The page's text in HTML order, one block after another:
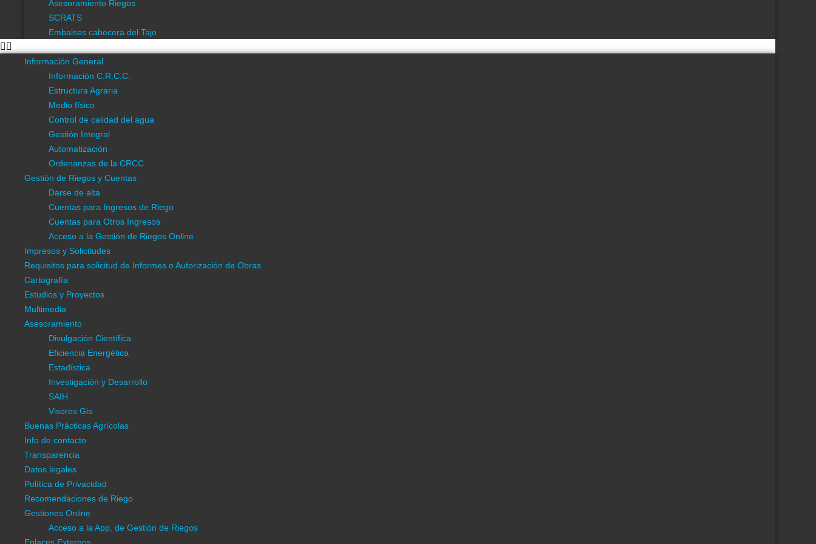
Asesoramiento Riegos
SCRATS
Embalses cabecera del Tajo
Información General
Información C.R.C.C.
Estructura Agraria
Medio físico
Control de calidad del agua
Gestión Integral
Automatización
Ordenanzas de la CRCC
Gestión de Riegos y Cuentas
Darse de alta
Cuentas para Ingresos de Riego
Cuentas para Otros Ingresos
Acceso a la Gestión de Riegos Online
Impresos y Solicitudes
Requisitos para solicitud de Informes o Autorización de Obras
Cartografía
Estudios y Proyectos
Multimedia
Asesoramiento
Divulgación Científica
Eficiencia Energética
Estadística
Investigación y Desarrollo
SAIH
Visores Gis
Buenas Prácticas Agrícolas
Info de contacto
Transparencia
Datos legales
Política de Privacidad
Recomendaciones de Riego
Gestiones Online
Acceso a la App. de Gestión de Riegos
Información General
Estructura Agraria
Medio físico
Control de calidad del agua
Gestión Integral
Automatización
Ordenanzas de la CRCC
Gestión de Riegos y Cuentas
Darse de alta
Cuentas para Ingresos de Riego
Cuentas para Otros Ingresos
Acceso a la Gestión de Riegos Online
Impresos y Solicitudes
Requisitos para solicitud de Informes o Autorización de Obras
Estudios y Proyectos
Multimedia
Asesoramiento
Divulgación Científica
Eficiencia Energética
Estadística
Investigación y Desarrollo
SAIH
Visores Gis
Buenas Prácticas Agrícolas
Proyecto Interreg Euro-MED Clepsydra
Info de contacto
Transparencia
Datos legales
Política de Privacidad
Información General
Información C.R.C.C.
Estructura Agraria
Medio físico